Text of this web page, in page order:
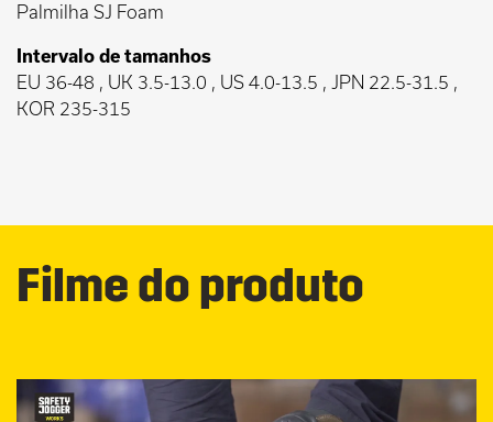
Palmilha SJ Foam
Intervalo de tamanhos
EU 36-48 , UK 3.5-13.0 , US 4.0-13.5 , JPN 22.5-31.5 ,
KOR 235-315
Filme do produto